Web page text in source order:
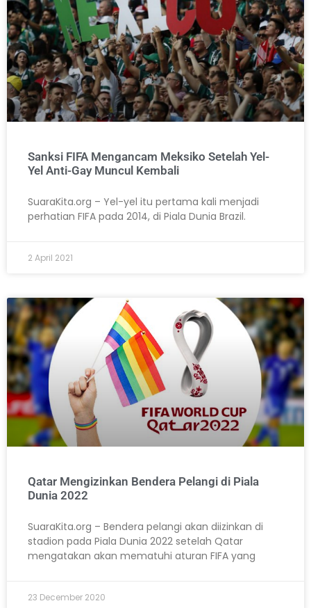
Sanksi FIFA Mengancam Meksiko Setelah Yel-
Yel Anti-Gay Muncul Kembali
SuaraKita.org – Yel-yel itu pertama kali menjadi
perhatian FIFA pada 2014, di Piala Dunia Brazil.
2 April 2021
Qatar Mengizinkan Bendera Pelangi di Piala
Dunia 2022
SuaraKita.org – Bendera pelangi akan diizinkan di
stadion pada Piala Dunia 2022 setelah Qatar
mengatakan akan mematuhi aturan FIFA yang
23 December 2020